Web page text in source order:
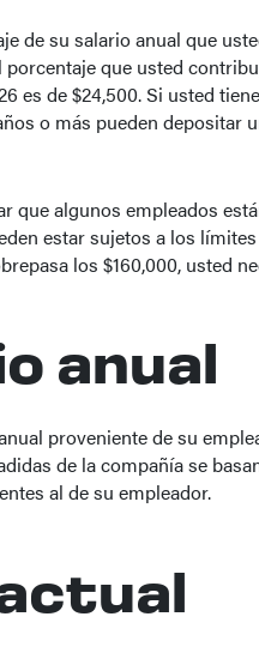
de su salario anual que
que usted
es de $24,500. Si usted
o más pueden depositar
que algunos empleados
estar sujetos a los
los $160,000, usted
anual
proveniente de su
de la compañía se
al de su empleador.